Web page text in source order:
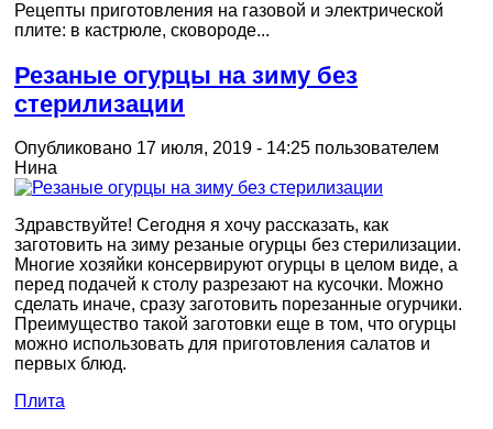
Рецепты приготовления на газовой и электрической
плите: в кастрюле, сковороде...
Резаные огурцы на зиму без
стерилизации
Опубликовано 17 июля, 2019 - 14:25 пользователем
Нина
Здравствуйте! Сегодня я хочу рассказать, как
заготовить на зиму резаные огурцы без стерилизации.
Многие хозяйки консервируют огурцы в целом виде, а
перед подачей к столу разрезают на кусочки. Можно
сделать иначе, сразу заготовить порезанные огурчики.
Преимущество такой заготовки еще в том, что огурцы
можно использовать для приготовления салатов и
первых блюд.
Плита